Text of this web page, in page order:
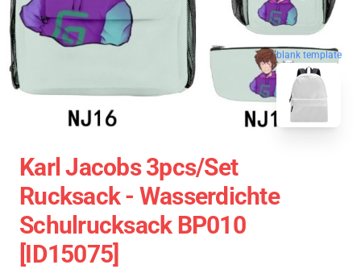
blank template
Karl Jacobs 3pcs/set
Rucksack - Wasserdichte
Schulrucksack BP010
[ID15075]